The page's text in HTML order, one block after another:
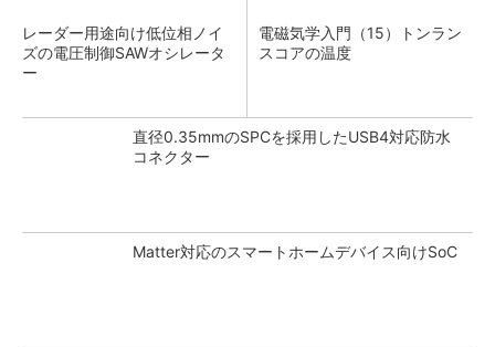
レーダー用途向け低位相ノイ
ズの電圧制御SAWオシレータ
ー
電磁気学入門（15）トンラン
スコアの温度
直径0.35mmのSPCを採用したUSB4対応防水
コネクター
Matter対応のスマートホームデバイス向けSoC